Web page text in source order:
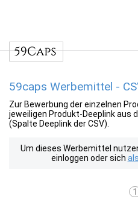
59caps Werbemittel -
Zur Bewerbung der einzelnen
jeweiligen Produkt-Deeplink aus
(Spalte Deeplink der CSV).
Um dieses Werbemittel
einloggen oder sich
1